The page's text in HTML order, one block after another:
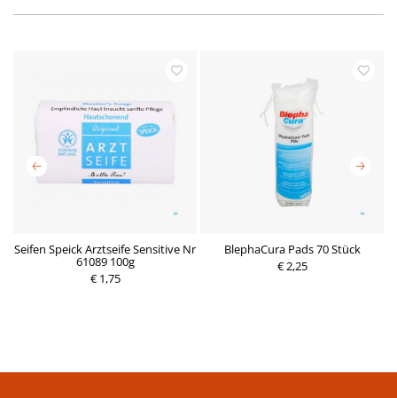
Seifen Speick Arztseife Sensitive Nr
61089 100g
€ 1,75
BlephaCura Pads 70 Stück
€ 2,25